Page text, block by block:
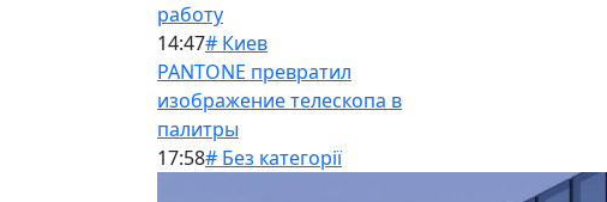
работу
14:47# Киев
PANTONE превратил
изображение телескопа в
палитры
17:58# Без категорії